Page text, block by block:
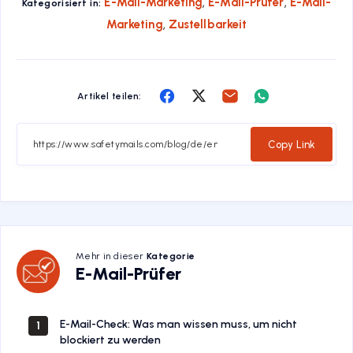
Kategorisiert in:
Marketing, Zustellbarkeit
Artikel teilen:
Share
Facebook
Share
Twitter
Share
Whatsapp
Copy Link
Mehr in dieser Kategorie
E-Mail-Prüfer
E-
Mail-
1
E-Mail-Check: Was man wissen muss, um nicht
blockiert zu werden